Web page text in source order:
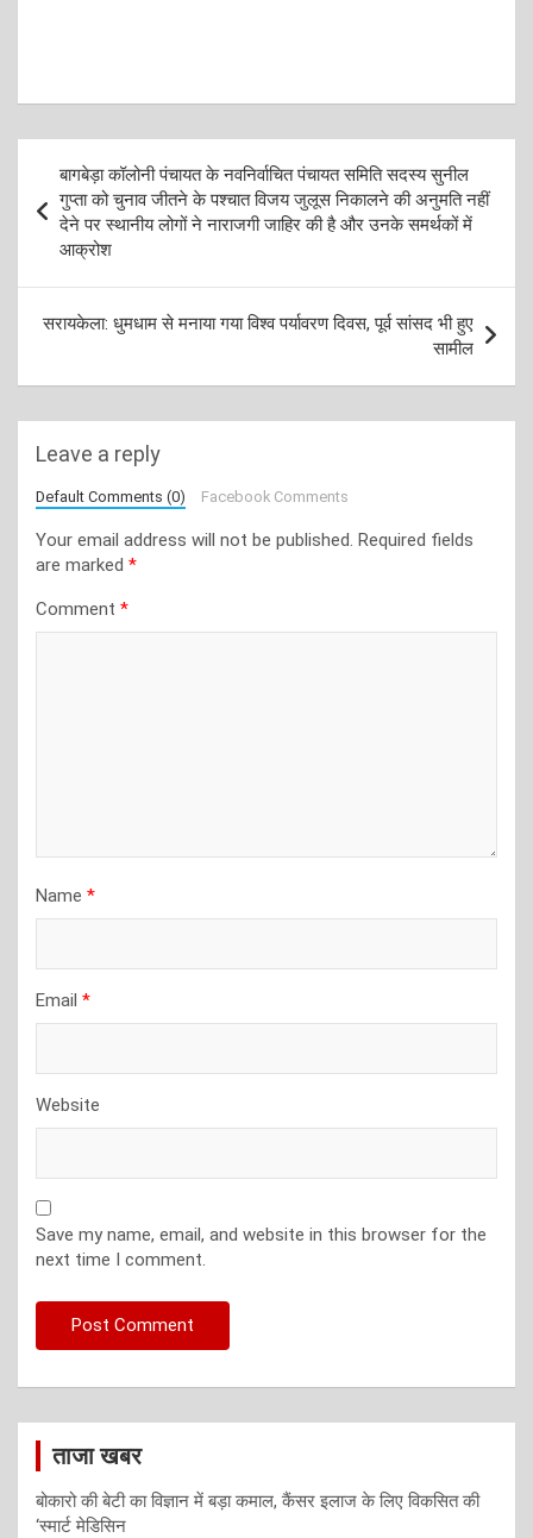
navigation
बागबेड़ा कॉलोनी पंचायत के नवनिर्वाचित पंचायत समिति सदस्य सुनील
गुप्ता को चुनाव जीतने के पश्चात विजय जुलूस निकालने की अनुमति नहीं
देने पर स्थानीय लोगों ने नाराजगी जाहिर की है और उनके समर्थकों में
आक्रोश
सरायकेला: धुमधाम से मनाया गया विश्व पर्यावरण दिवस, पूर्व सांसद भी हुए
सामील
Leave a reply
Default Comments (0) Facebook Comments
Your email address will not be published. Required fields
are marked *
Comment *
Name *
Email *
Website
Save my name, email, and website in this browser for the
next time I comment.
ताजा खबर
बोकारो की बेटी का विज्ञान में बड़ा कमाल, कैंसर इलाज के लिए विकसित की
‘स्मार्ट मेडिसिन